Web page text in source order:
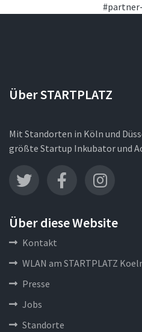
Über STARTPLATZ
Mit Standorten in Köln und
größte Startup Inkubator und
Über diese Website
Kontakt
WLAN am STARTPLATZ
Presse
Jobs
Standorte